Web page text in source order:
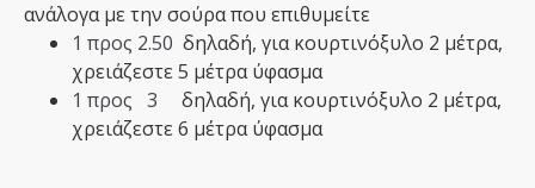
ανάλογα με την σούρα που επιθυμείτε
1 προς 2.50 δηλαδή, ​για κουρτινόξυλο 2 μέτρα,
χρειάζεστε 5 μέτρα ύφασμα
1 προς 3 δηλαδή,​ για κουρτινόξυλο 2 μέτρα,
χρειάζεστε 6 μέτρα ύφασμα